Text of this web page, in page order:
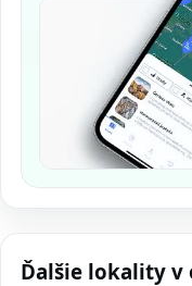
Ďalšie lokality v